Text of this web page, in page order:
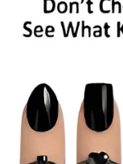
Ako ste
osoba koja vas
Možete osjetiti
riječi.